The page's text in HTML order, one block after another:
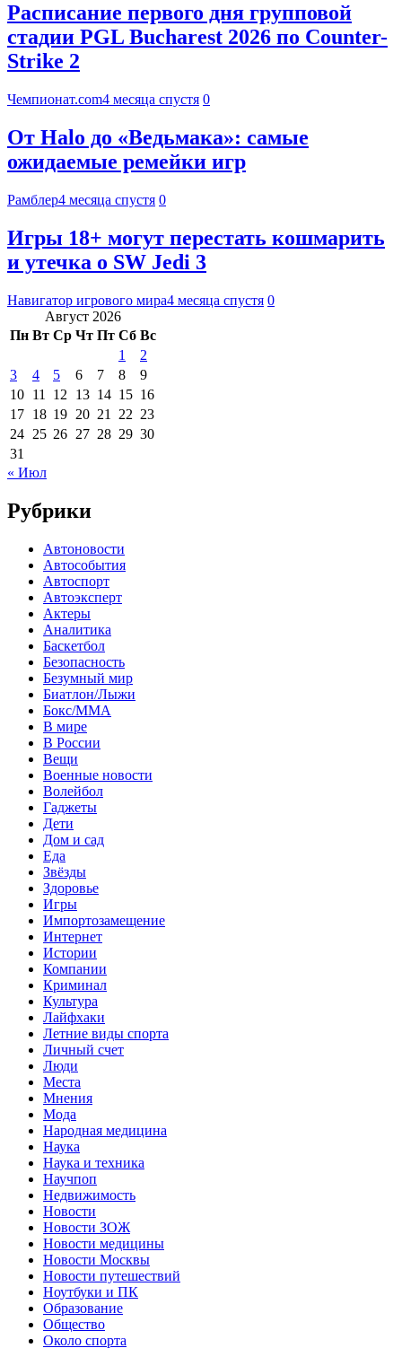
Расписание первого дня групповой
стадии PGL Bucharest 2026 по Counter-
Strike 2
Чемпионат.com4 месяца спустя 0
От Halo до «Ведьмака»: самые
ожидаемые ремейки игр
Рамблер4 месяца спустя 0
Игры 18+ могут перестать кошмарить
и утечка о SW Jedi 3
Навигатор игрового мира4 месяца спустя 0
Август 2026
Пн Вт Ср Чт Пт Сб Вс
1
2
3
4 5 6 7 8
9
10 11 12 13 14 15 16
17 18 19 20 21 22 23
24 25 26 27 28 29 30
31
« Июл
Рубрики
Автоновости
Автособытия
Автоспорт
Автоэксперт
Актеры
Аналитика
Баскетбол
Безопасность
Безумный мир
Биатлон/Лыжи
Бокс/MMA
В мире
В России
Вещи
Военные новости
Волейбол
Гаджеты
Дети
Дом и сад
Еда
Звёзды
Здоровье
Игры
Импортозамещение
Интернет
Истории
Компании
Криминал
Культура
Лайфхаки
Летние виды спорта
Личный счет
Люди
Места
Мнения
Мода
Народная медицина
Наука
Наука и техника
Научпоп
Недвижимость
Новости
Новости ЗОЖ
Новости медицины
Новости Москвы
Новости путешествий
Ноутбуки и ПК
Образование
Общество
Около спорта